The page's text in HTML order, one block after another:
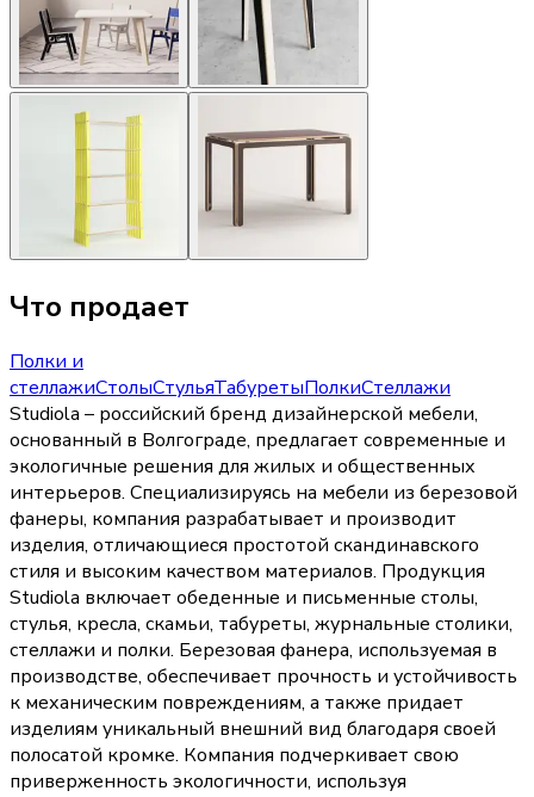
Что продает
Полки и
стеллажиСтолыСтульяТабуретыПолкиСтеллажи
Studiola – российский бренд дизайнерской мебели,
основанный в Волгограде, предлагает современные и
экологичные решения для жилых и общественных
интерьеров. Специализируясь на мебели из березовой
фанеры, компания разрабатывает и производит
изделия, отличающиеся простотой скандинавского
стиля и высоким качеством материалов. Продукция
Studiola включает обеденные и письменные столы,
стулья, кресла, скамьи, табуреты, журнальные столики,
стеллажи и полки. Березовая фанера, используемая в
производстве, обеспечивает прочность и устойчивость
к механическим повреждениям, а также придает
изделиям уникальный внешний вид благодаря своей
полосатой кромке. Компания подчеркивает свою
приверженность экологичности, используя